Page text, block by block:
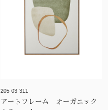
205-03-311
アートフレーム オーガニック